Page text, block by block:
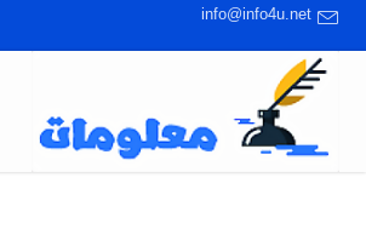
info@info4u.net